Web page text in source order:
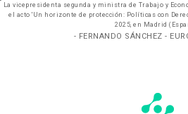
La vicepresidenta segunda y ministra de Trabajo y
el acto 'Un horizonte de protección: Políticas con
2025, en Madrid
- FERNANDO SÁNCHEZ -